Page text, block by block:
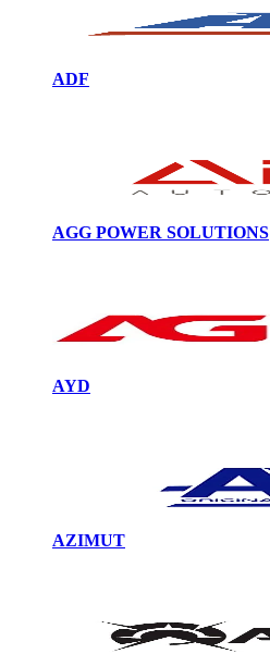
ADF
AGG POWER SOLUTIONS
AYD
AZIMUT